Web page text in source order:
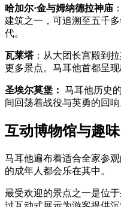
哈加尔·金与姆纳德拉神庙
建筑之一，可追溯至五千
代。
瓦莱塔：从大团长宫殿到
更多景点。马耳他首都呈
圣埃尔莫堡： 马耳他历史
间回荡着战役与英勇的回响
互动博物馆与趣
马耳他遍布着适合全家参
的成年人都会乐在其中。
最受欢迎的景点之一是位